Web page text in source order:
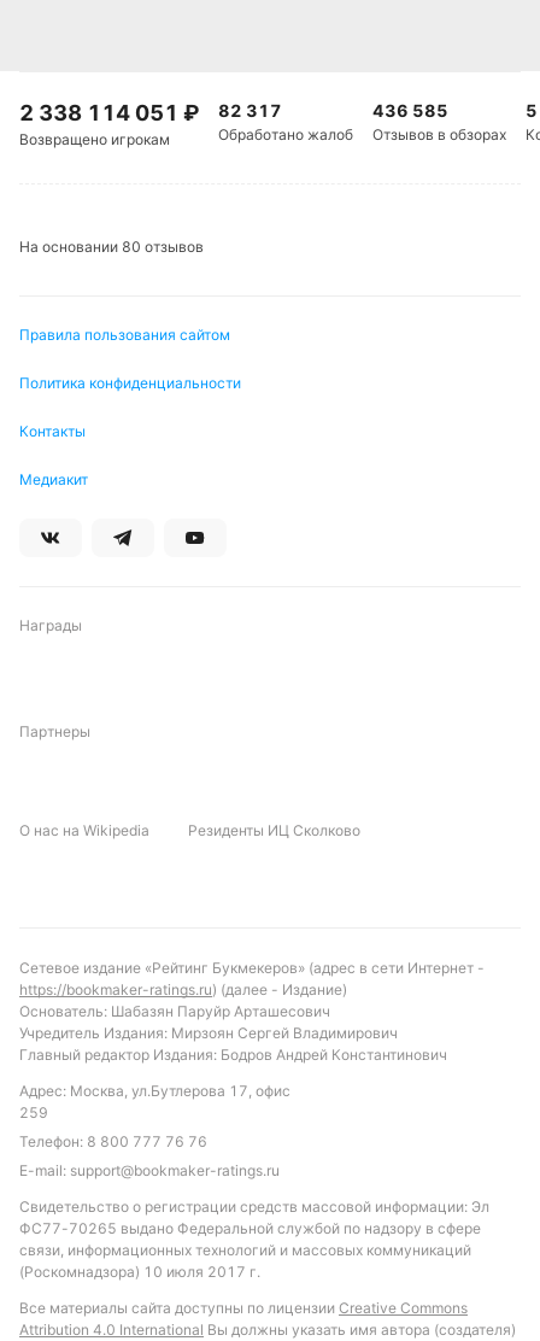
2 338 114 051 ₽
Возвращено игрокам
82 317
Обработано жалоб
436 585
Отзывов в обзорах
На основании 80 отзывов
Правила пользования сайтом
Политика конфиденциальности
Контакты
Медиакит
Награды
Партнеры
О нас на Wikipedia Резиденты ИЦ Сколково
Сетевое издание «Рейтинг Букмекеров» (адрес в сети Интернет -
https://bookmaker-ratings.ru) (далее - Издание)
Основатель: Шабазян Паруйр Арташесович
Учредитель Издания: Мирзоян Сергей Владимирович
Главный редактор Издания: Бодров Андрей Константинович
Адрес: Москва, ул.Бутлерова 17, офис
259
Телефон: 8 800 777 76 76
E-mail: support@bookmaker-ratings.ru
Свидетельство о регистрации средств массовой информации: Эл
ФС77-70265 выдано Федеральной службой по надзору в сфере
связи, информационных технологий и массовых коммуникаций
(Роскомнадзора) 10 июля 2017 г.
Все материалы сайта доступны по лицензии Creative Commons
Attribution 4.0 International Вы должны указать имя автора (создателя)